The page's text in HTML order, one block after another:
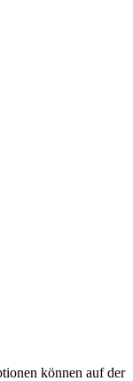
können auf der